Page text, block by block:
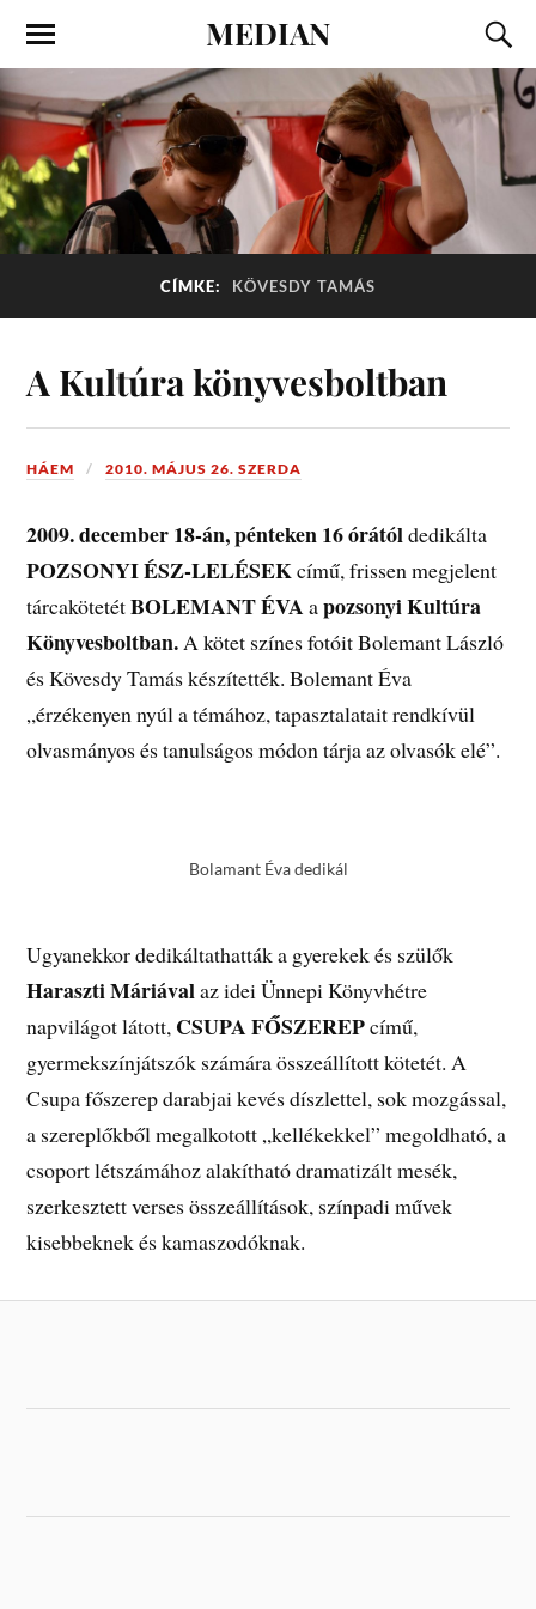
MEDIAN
CÍMKE: KÖVESDY TAMÁS
A Kultúra könyvesboltban
HÁEM 2010. MÁJUS 26. SZERDA
2009. december 18-án, pénteken 16 órátóldedikálta
POZSONYI ÉSZ-LELÉSEKcímű, frissen megjelent
tárcakötetétBOLEMANT ÉVAapozsonyi Kultúra
Könyvesboltban.A kötet színes fotóit Bolemant László
és Kövesdy Tamás készítették. Bolemant Éva
„érzékenyen nyúl a témához, tapasztalatait rendkívül
olvasmányos és tanulságos módon tárja az olvasók elé”.
Bolamant Éva dedikál
Ugyanekkor dedikáltathatták a gyerekek és szülők
Haraszti Máriávalaz idei Ünnepi Könyvhétre
napvilágot látott, CSUPA FŐSZEREPcímű,
gyermekszínjátszók számára összeállított kötetét. A
Csupa főszerep darabjai kevés díszlettel, sok mozgással,
a szereplőkből megalkotott „kellékekkel” megoldható, a
csoport létszámához alakítható dramatizált mesék,
szerkesztett verses összeállítások, színpadi művek
kisebbeknek és kamaszodóknak.